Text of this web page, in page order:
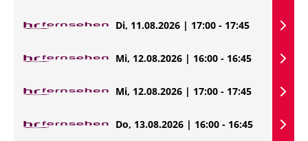
Di, 11.08.2026 | 17:00 - 17:45
Mi, 12.08.2026 | 16:00 - 16:45
Mi, 12.08.2026 | 17:00 - 17:45
Do, 13.08.2026 | 16:00 - 16:45